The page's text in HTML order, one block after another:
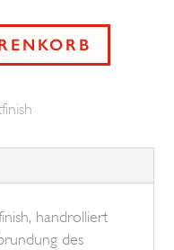
handrolliert
des